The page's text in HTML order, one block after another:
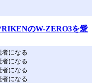
*RIKENのW-ZERO3を愛
者になる
者になる
者になる
者になる